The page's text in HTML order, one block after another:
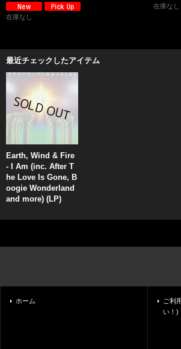
在庫なし
在庫なし
最近チェックしたアイテム
Earth, Wind & Fire
- I Am (inc. After T
he Love Is Gone, B
oogie Wonderland
and more) (LP)
ホーム
ご利
い！)